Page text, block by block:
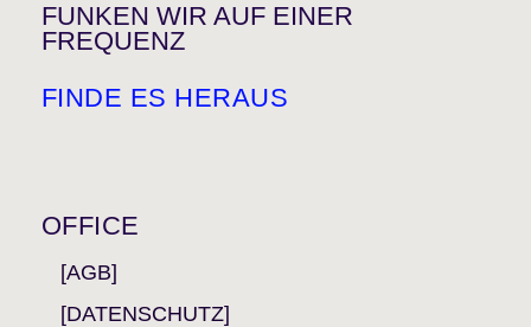
FUNKEN WIR AUF EINER
FREQUENZ
FINDE ES HERAUS
OFFICE
[AGB]
[DATENSCHUTZ]